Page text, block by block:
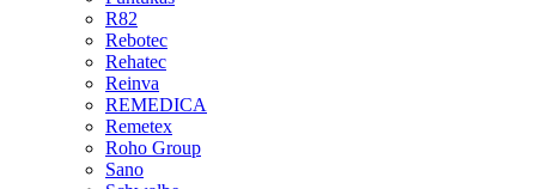
R82
Rebotec
Rehatec
Reinva
REMEDICA
Remetex
Roho Group
Sano